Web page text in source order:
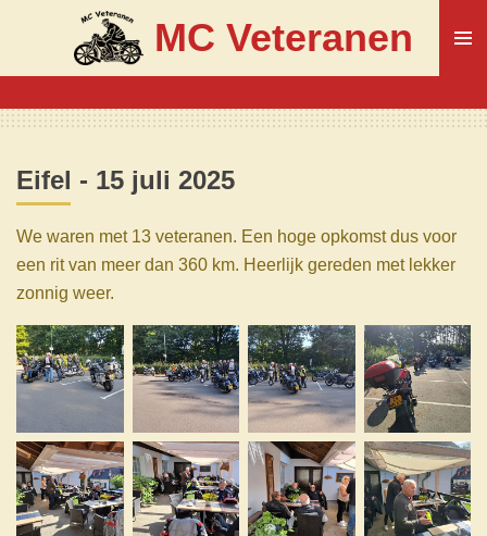
naar
de
MC Veteranen
Eifel - 15 juli 2025
We waren met 13 veteranen. Een hoge opkomst dus voor
een rit van meer dan 360 km. Heerlijk gereden met lekker
zonnig weer.